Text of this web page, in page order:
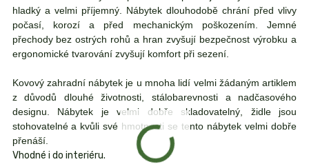
hladký a velmi příjemný. Nábytek dlouhodobě chrání před vlivy
počasí, korozí a před mechanickým poškozením. Jemné
přechody bez ostrých rohů a hran zvyšují bezpečnost výrobku a
ergonomické tvarování zvyšují komfort při sezení.
Kovový zahradní nábytek je u mnoha lidí velmi žádaným artiklem
z důvodů dlouhé životnosti, stálobarevnosti a nadčasového
designu. Nábytek je velmi dobře skladovatelný, židle jsou
stohovatelné a kvůli své hmotnosti se tento nábytek velmi dobře
přenáší.
Vhodné i do interiéru.